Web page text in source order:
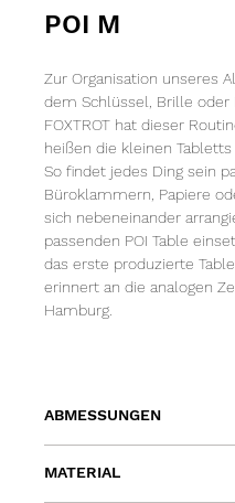
POI M
Zur Organisation unseres
dem Schlüssel, Brille oder
FOXTROT hat dieser
heißen die kleinen
So findet jedes Ding sein
Büroklammern, Papiere
sich nebeneinander
passenden POI Table
das erste produzierte
erinnert an die analogen
Hamburg.
ABMESSUNGEN
MATERIAL